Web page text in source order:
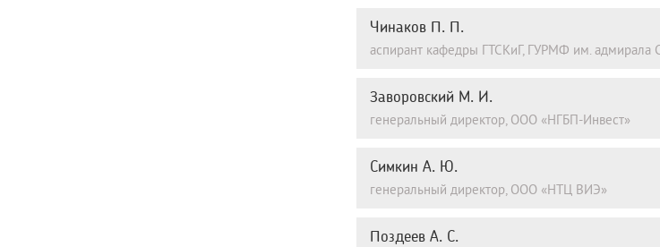
Чинаков П. П.
аспирант кафедры ГТСКиГ, ГУРМФ им. адмирала
Заворовский М. И.
генеральный директор, ООО «НГБП-Инвест»
Симкин А. Ю.
генеральный директор, ООО «НТЦ ВИЭ»
Поздеев А. С.